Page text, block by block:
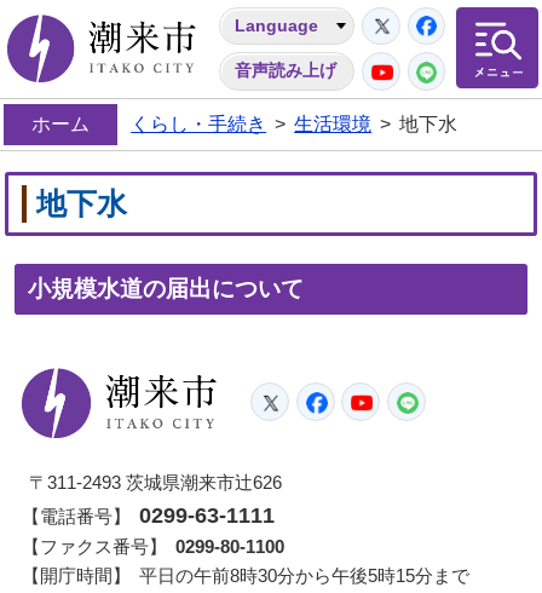
潮来市
Language
音声読み上げ
Twitter
YouTube
LINE
ホーム くらし・手続き > 生活環境 > 地下水
地下水
小規模水道の届出について
潮来市
TwitterFacebook
YouTube
〒311-2493 茨城県潮来市辻626
【電話番号】
0299-63-1111
【ファクス番号】
0299-80-1100
【開庁時間】
平日の午前8時30分から午後5時15分まで